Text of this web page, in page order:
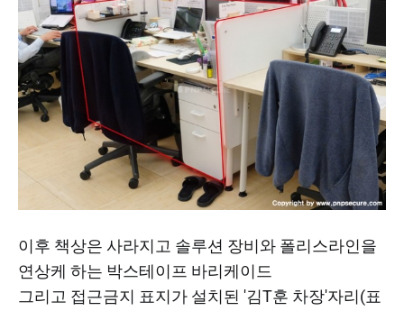
​이후 책상은 사라지고 솔루션 장비와 폴리스라인을
연상케 하는 박스테이프 바리케이드
그리고 접근금지 표지가 설치된 '김T훈 차장'자리(표